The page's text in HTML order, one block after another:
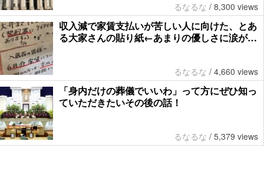
るなるな / 8,300 views
収入減で家賃支払いが苦しい人に向けた、とあ
る大家さんの貼り紙←あまりの優しさに涙が…
るなるな / 4,660 views
「身内だけの葬儀でいいわ」って方にぜひ知っ
ていただきたいその後の話！
るなるな / 5,379 views